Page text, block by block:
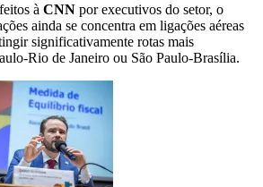
à CNN por executivos do setor, o
ainda se concentra em ligações aéreas
significativamente rotas mais
Rio de Janeiro ou São Paulo-Brasília.